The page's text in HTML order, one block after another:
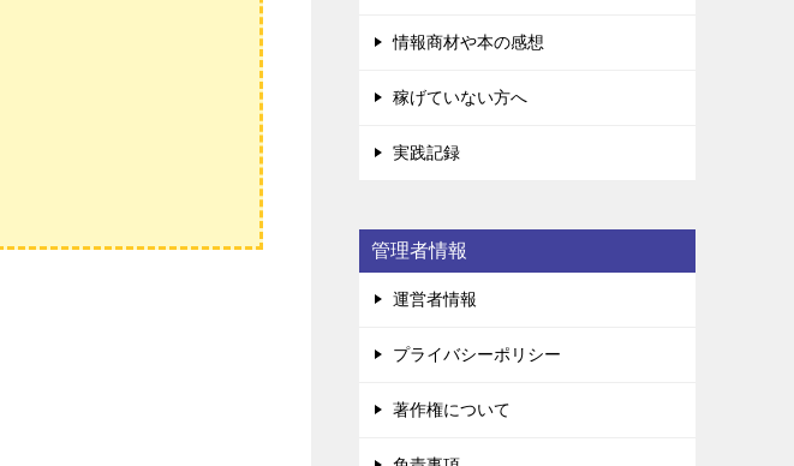
情報商材や本の感想
稼げていない方へ
実践記録
管理者情報
運営者情報
プライバシーポリシー
著作権について